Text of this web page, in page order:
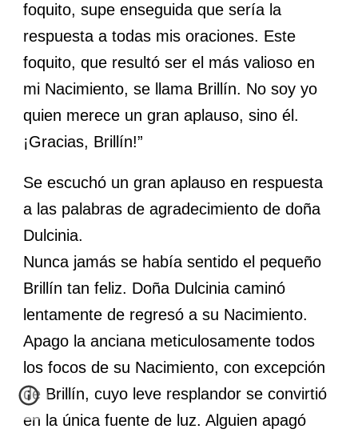
foquito, supe enseguida que sería la
respuesta a todas mis oraciones. Este
foquito, que resultó ser el más valioso en
mi Nacimiento, se llama Brillín. No soy yo
quien merece un gran aplauso, sino él.
¡Gracias, Brillín!”
Se escuchó un gran aplauso en respuesta
a las palabras de agradecimiento de doña
Dulcinia.
Nunca jamás se había sentido el pequeño
Brillín tan feliz. Doña Dulcinia caminó
lentamente de regresó a su Nacimiento.
Apago la anciana meticulosamente todos
los focos de su Nacimiento, con excepción
de Brillín, cuyo leve resplandor se convirtió
en la única fuente de luz. Alguien apagó